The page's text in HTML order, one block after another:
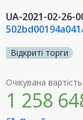
UA-2021-02-26-
Відкриті торги
Очікувана вартість
1 258